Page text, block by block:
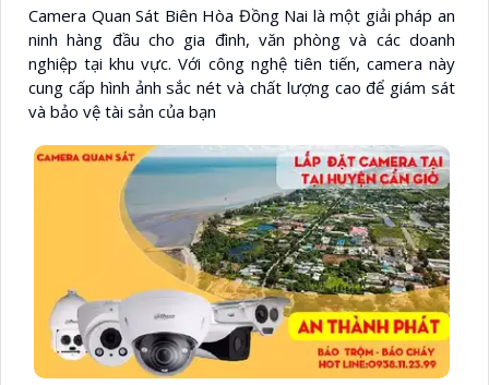
Camera Quan Sát Biên Hòa Đồng Nai là một giải pháp an
ninh hàng đầu cho gia đình, văn phòng và các doanh
nghiệp tại khu vực. Với công nghệ tiên tiến, camera này
cung cấp hình ảnh sắc nét và chất lượng cao để giám sát
và bảo vệ tài sản của bạn